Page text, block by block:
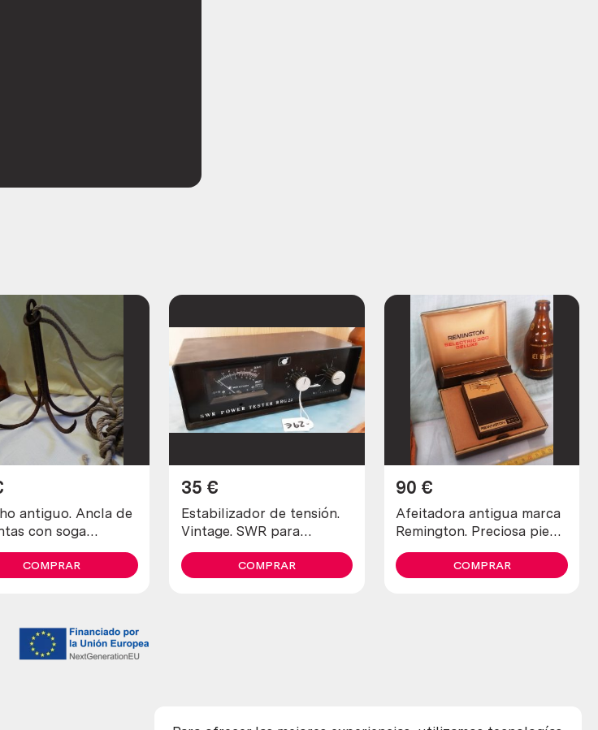
antiguo. Ancla de
con soga
Antiguo apero.
COMPRAR
Estabilizador de tensión.
Vintage. SWR para
televisores antiguos.
35 €
COMPRAR
Afeitadora antigua marca
Remington. Preciosa pieza
de colección
90 €
COMPRAR